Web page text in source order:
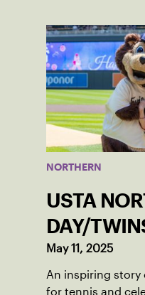
NORTHERN
USTA
DAY/
May 11, 2025
An inspiring story
for tennis and